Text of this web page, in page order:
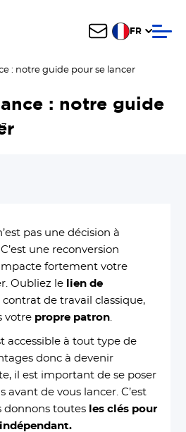
FR
: notre guide pour se lancer
: notre guide
pas une décision à
une reconversion
fortement votre
Oubliez le
lien de
contrat de travail classique,
votre propre patron.
accessible à tout type de
donc à devenir
il est important de se poser
avant de vous lancer. C’est
donnons toutes les clés pour